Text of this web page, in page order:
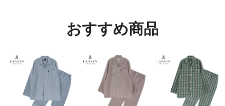
おすすめ商品